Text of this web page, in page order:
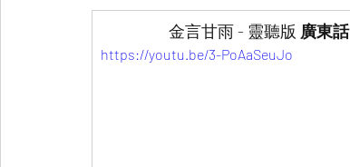
金言甘雨 - 靈聽版 廣東話
https://youtu.be/3-PoAaSeuJo